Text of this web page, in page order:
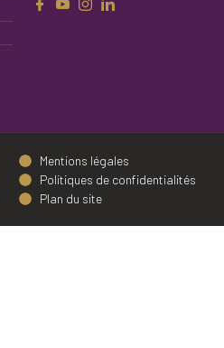
Mentions légales
Politiques de confidentialités
Plan du site